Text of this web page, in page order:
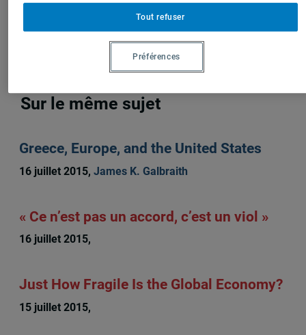
Sur le même sujet
Greece, Europe, and the United States
16 juillet 2015, James K. Galbraith
« Ce n’est pas un accord, c’est un viol »
16 juillet 2015,
Just How Fragile Is the Global Economy?
15 juillet 2015,
Tout refuser
Préférences